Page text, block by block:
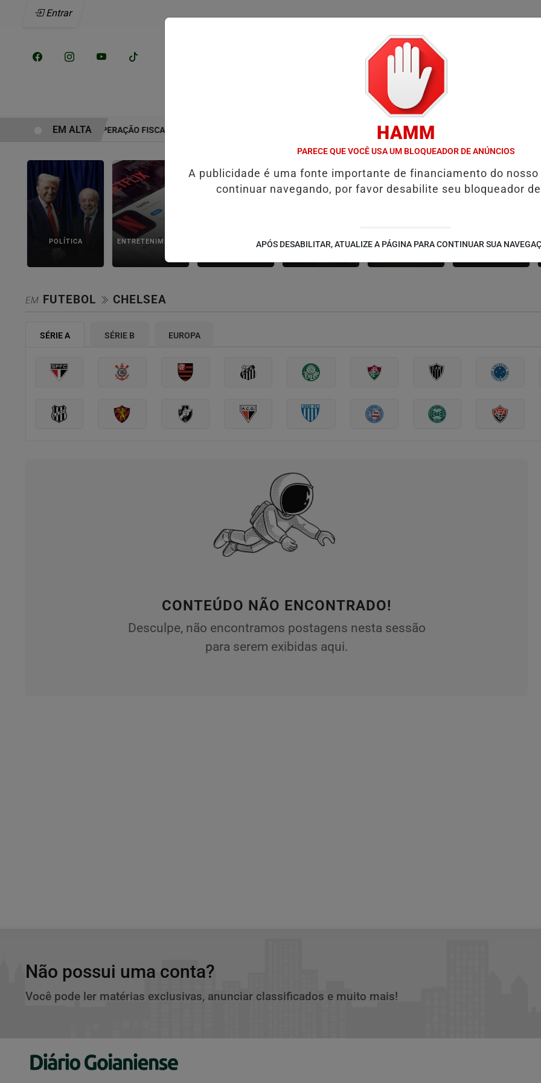
Entrar
CONTATO / PUBLICIDADES LEGAIS
FORMOSA INICIA RECUPERAÇÃO FISCAL PARA EQUILIBRAR CONTAS PÚBLICAS OPERAÇÃO POLICIAL PRENDE EMPRESÁRIO
EM ALTA
POLÍTICA ENTRETENIMENTO
CONTEÚDO
PATROCINADO
ESPORTES
CÂMARA DOS
EM FUTEBOL CHELSEA
SÉRIE A SÉRIE B EUROPA
CONTEÚDO NÃO ENCONTRADO!
Desculpe, não encontramos postagens nesta sessão
para serem exibidas aqui.
Não possui uma conta?
Você pode ler matérias exclusivas, anunciar classificados e muito mais!
HAMM
PARECE QUE VOCÊ USA UM BLOQUEADOR DE ANÚNCIOS
A publicidade é uma fonte importante de financiamento do
continuar navegando, por favor desabilite seu bloqueador
APÓS DESABILITAR, ATUALIZE A PÁGINA PARA CONTINUAR SUA